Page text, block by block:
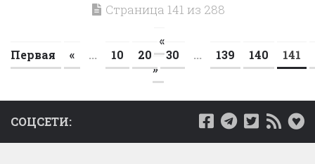
Страница 141 из 288
«
Первая
« ... 10 20 30 ... 139 140
141
»
СОЦСЕТИ: